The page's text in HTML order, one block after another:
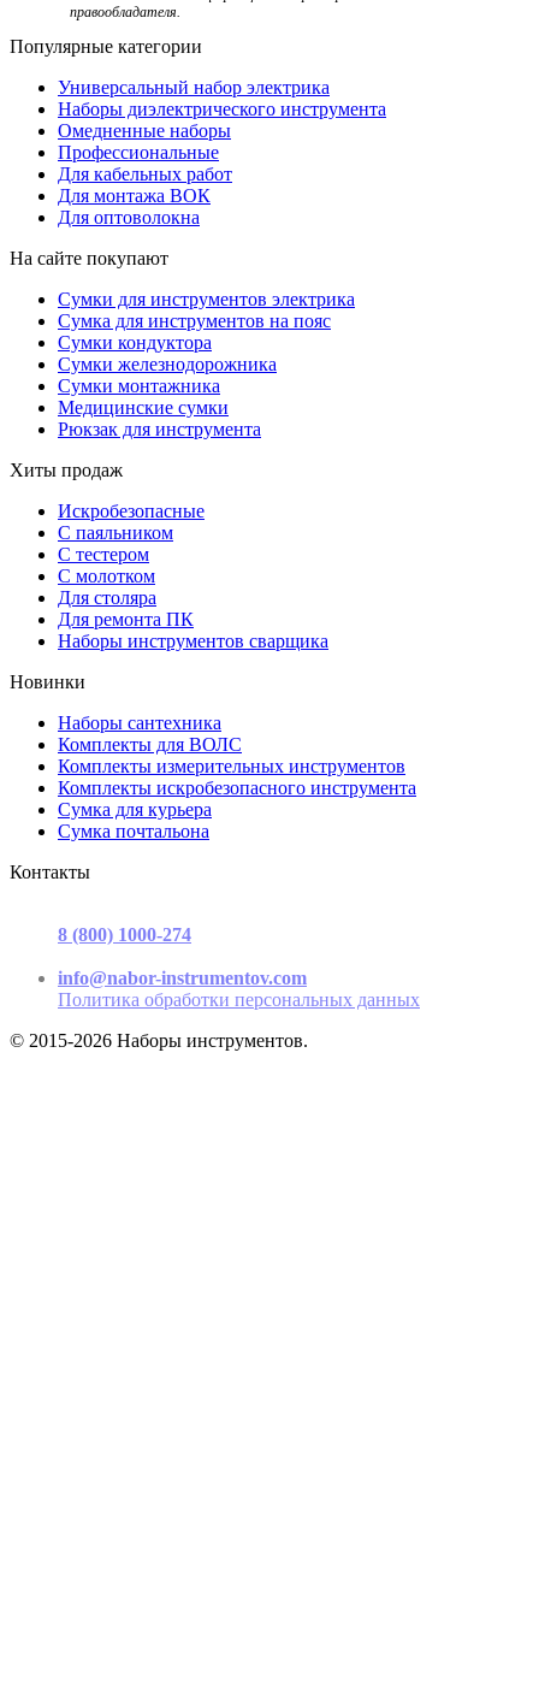
правообладателя.
Популярные категории
Универсальный набор электрика
Наборы диэлектрического инструмента
Омедненные наборы
Профессиональные
Для кабельных работ
Для монтажа ВОК
Для оптоволокна
На сайте покупают
Сумки для инструментов электрика
Сумка для инструментов на пояс
Сумки кондуктора
Сумки железнодорожника
Сумки монтажника
Медицинские сумки
Рюкзак для инструмента
Хиты продаж
Искробезопасные
С паяльником
С тестером
С молотком
Для столяра
Для ремонта ПК
Наборы инструментов сварщика
Новинки
Наборы сантехника
Комплекты для ВОЛС
Комплекты измерительных инструментов
Комплекты искробезопасного инструмента
Сумка для курьера
Сумка почтальона
Контакты
8 (800) 1000-274
info@nabor-instrumentov.com
Политика обработки персональных данных
© 2015-2026 Наборы инструментов.